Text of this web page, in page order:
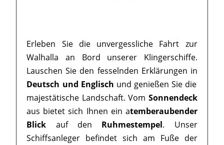
Erleben Sie die unvergessliche Fahrt zur
Walhalla an Bord unserer Klingerschiffe.
Lauschen Sie den fesselnden Erklärungen in
Deutsch und Englisch und genießen Sie die
majestätische Landschaft. Vom Sonnendeck
aus bietet sich Ihnen ein atemberaubender
Blick auf den Ruhmestempel. Unser
Schiffsanleger befindet sich am Fuße der